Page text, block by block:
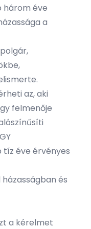
három éve
a
az, aki
felmenője
éve érvényes
és
a kérelmet